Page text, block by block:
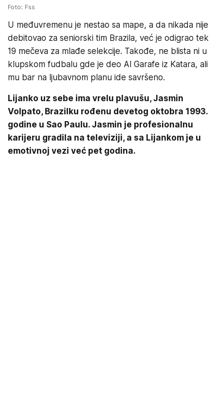
Foto: Fss
U međuvremenu je nestao sa mape, a da nikada nije
debitovao za seniorski tim Brazila, već je odigrao tek
19 mečeva za mlađe selekcije. Takođe, ne blista ni u
klupskom fudbalu gde je deo Al Garafe iz Katara, ali
mu bar na ljubavnom planu ide savršeno.
Lijanko uz sebe ima vrelu plavušu, Jasmin
Volpato, Brazilku rođenu devetog oktobra 1993.
godine u Sao Paulu. Jasmin je profesionalnu
karijeru gradila na televiziji, a sa Lijankom je u
emotivnoj vezi već pet godina.